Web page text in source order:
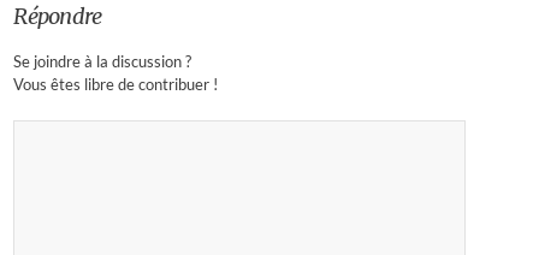
Répondre
Se joindre à la discussion ?
Vous êtes libre de contribuer !